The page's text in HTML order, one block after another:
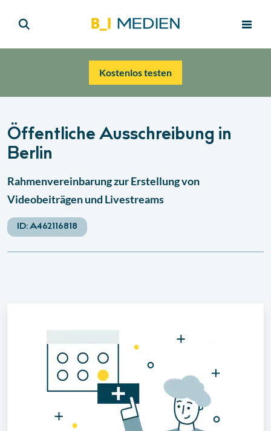
Kostenlos testen
Öffentliche Ausschreibung in
Berlin
Rahmenvereinbarung zur Erstellung von
Videobeiträgen und Livestreams
ID:A462116818